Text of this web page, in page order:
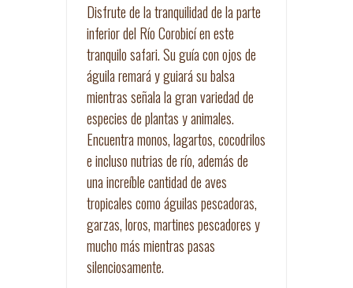
Disfrute de la tranquilidad de la parte
inferior del Río Corobicí en este
tranquilo safari. Su guía con ojos de
águila remará y guiará su balsa
mientras señala la gran variedad de
especies de plantas y animales.
Encuentra monos, lagartos, cocodrilos
e incluso nutrias de río, además de
una increíble cantidad de aves
tropicales como águilas pescadoras,
garzas, loros, martines pescadores y
mucho más mientras pasas
silenciosamente.